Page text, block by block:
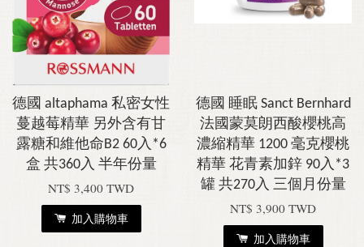
德國 altaphama 私密女性
蔓越莓精華 另外含有甘
露糖和維他命B2 60入*6
盒 共360入 半年份量
NT$ 3,400 TWD
加入購物車
德國 睡眠 Sanct Bernhard
法國蒙莫朗西酸櫻桃高
濃縮精華 1200 毫克櫻桃
精華 花青素加鋅 90入*3
罐 共270入 三個月份量
NT$ 3,900 TWD
加入購物車